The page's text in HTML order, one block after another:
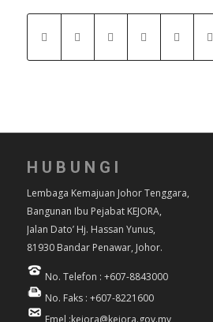
HUBUNGI
Lembaga Kemajuan Johor Tenggara,
Bangunan Ibu Pejabat KEJORA,
Jalan Dato’ Hj. Hassan Yunus,
81930 Bandar Penawar, Johor.
No. Telefon : +607-8843000
No. Faks : +607-8221600